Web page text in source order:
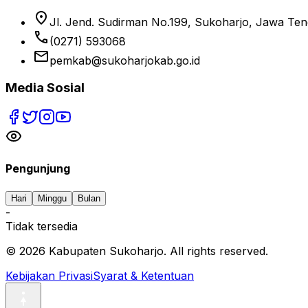
location_on Jl. Jend. Sudirman No.199, Sukoharjo, Jawa
phone (0271) 593068
emailpemkab@sukoharjokab.go.id
Media Sosial
Pengunjung
Hari Minggu Bulan
-
Tidak tersedia
© 2026 Kabupaten Sukoharjo. All rights reserved.
Kebijakan PrivasiSyarat & Ketentuan